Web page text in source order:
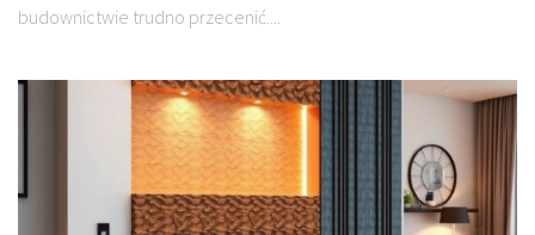
budownictwie trudno przecenić....